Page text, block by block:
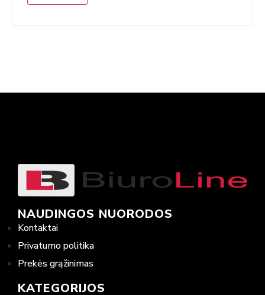
NAUDINGOS NUORODOS
Kontaktai
Privatumo politika
Prekės grąžinimas
KATEGORIJOS